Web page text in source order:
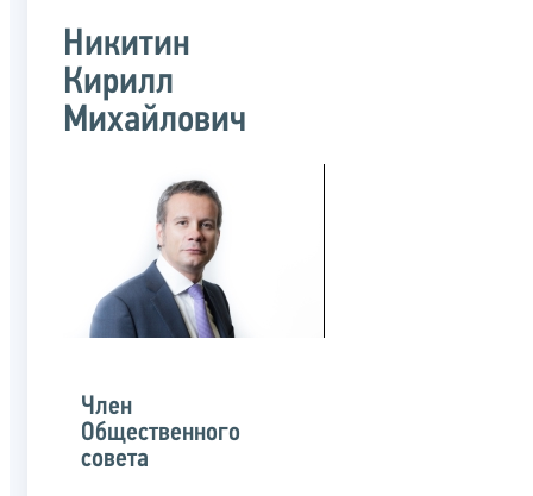
Никитин
Кирилл
Михайлович
Член
Общественного
совета